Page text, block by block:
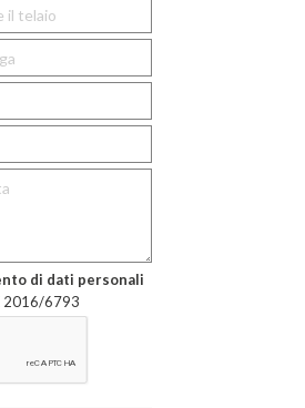
di dati personali
2016/6793